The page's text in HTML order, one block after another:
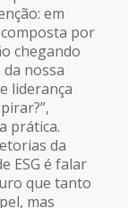
em
por
chegando
nossa
liderança
prática.
da
ESG é falar
que tanto
mas